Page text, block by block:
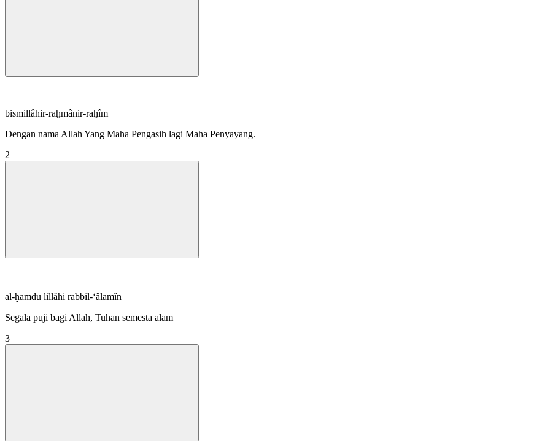
bismillâhir-raḫmânir-raḫîm
Dengan nama Allah Yang Maha Pengasih lagi Maha Penyayang.
2
al-ḫamdu lillâhi rabbil-‘âlamîn
Segala puji bagi Allah, Tuhan semesta alam
3